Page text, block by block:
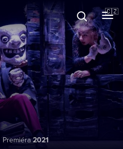
🇨🇿
Premiéra 2021